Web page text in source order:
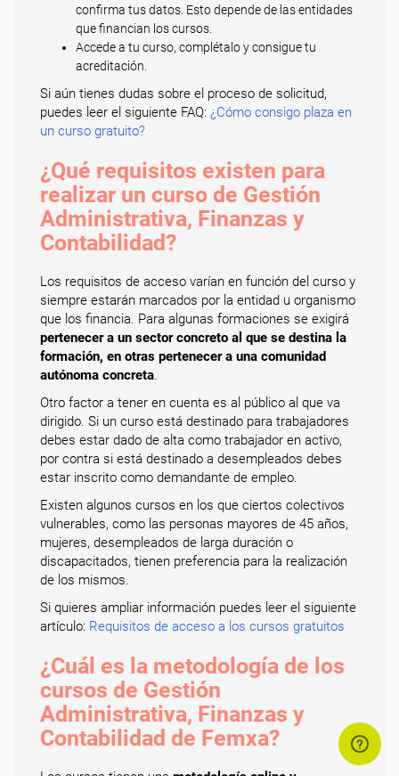
confirma tus datos. Esto depende de las entidades
que financian los cursos.
Accede a tu curso, complétalo y consigue tu
acreditación.
Si aún tienes dudas sobre el proceso de solicitud,
puedes leer el siguiente FAQ: ¿Cómo consigo plaza en
un curso gratuito?
¿Qué requisitos existen para
realizar un curso de Gestión
Administrativa, Finanzas y
Contabilidad?
Los requisitos de acceso varían en función del curso y
siempre estarán marcados por la entidad u organismo
que los financia. Para algunas formaciones se exigirá
pertenecer a un sector concreto al que se destina la
formación, en otras pertenecer a una comunidad
autónoma concreta.
Otro factor a tener en cuenta es al público al que va
dirigido. Si un curso está destinado para trabajadores
debes estar dado de alta como trabajador en activo,
por contra si está destinado a desempleados debes
estar inscrito como demandante de empleo.
Existen algunos cursos en los que ciertos colectivos
vulnerables, como las personas mayores de 45 años,
mujeres, desempleados de larga duración o
discapacitados, tienen preferencia para la realización
de los mismos.
Si quieres ampliar información puedes leer el siguiente
artículo: Requisitos de acceso a los cursos gratuitos
¿Cuál es la metodología de los
cursos de Gestión
Administrativa, Finanzas y
Contabilidad de Femxa?